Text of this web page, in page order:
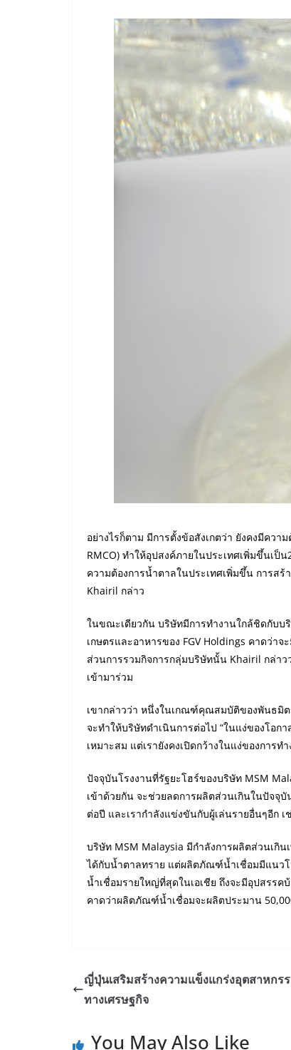
อย่างไรก็ตาม มีการตั้งข้อสังเกตว่า ยังคงมีคว
RMCO) ทำให้อุปสงค์ภายในประเทศเพิ่มขึ้นเ
ความต้องการน้ำตาลในประเทศเพิ่มขึ้น การส
Khairil กล่าว
ในขณะเดียวกัน บริษัทมีการทำงานใกล้ชิดกับบ
เกษตรและอาหารของ FGV Holdings คาดว่า
ส่วนการรวมกิจการกลุ่มบริษัทนั้น Khairil กล่า
เข้ามาร่วม
เขากล่าวว่า หนึ่งในเกณฑ์คุณสมบัติของพันธมิ
จะทำให้บริษัทดำเนินการต่อไป “ในแง่ของโอก
เหมาะสม แต่เรายังคงเปิดกว้างในแง่ของการ
ปัจจุบันโรงงานที่รัฐยะโฮร์ของบริษัท MSM
เข้าด้วยกัน จะช่วยลดการผลิตส่วนเกินในปัจจุ
ต่อปี และเรากำลังแข่งขันกับผู้เล่นรายอื่นๆอีก
บริษัท MSM Malaysia มีกำลังการผลิตส่วนเกิ
ได้กับน้ำตาลทราย แต่ผลิตภัณฑ์น้ำเชื่อมมีแนวโ
น้ำเชื่อมรายใหญ่ที่สุดในเอเชีย ถึงจะมีอุปสรร
คาดว่าผลิตภัณฑ์น้ำเชื่อมจะผลิตประมาน
ญี่ปุ่นเสริมสร้างความแข็งแกร่งอุตสาหก
ทางเศรษฐกิจ
You May Also Like